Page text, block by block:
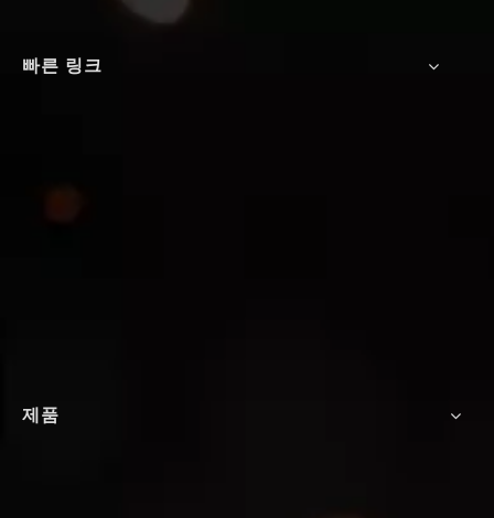
빠른 링크
제품